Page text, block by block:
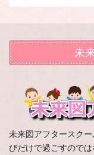
未
未来図アフタースク
びだけで過ごすので